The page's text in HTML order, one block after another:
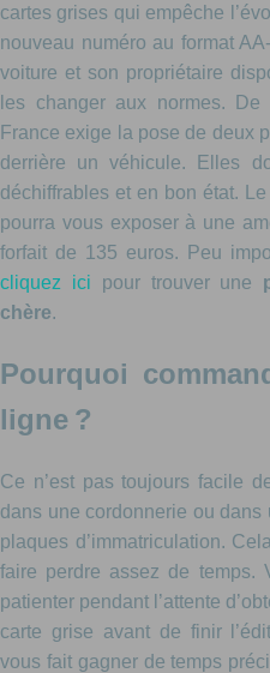
cartes grises qui empêche
nouveau numéro au format
voiture et son propriétaire
les changer aux normes.
France exige la pose de deux
derrière un véhicule. Elles
déchiffrables et en bon état.
pourra vous exposer à une
forfait de 135 euros. Peu
cliquez ici pour trouver une
chère.
Pourquoi
ligne ?
Ce n’est pas toujours facile
dans une cordonnerie ou dans
plaques d’immatriculation.
faire perdre assez de temps.
patienter pendant l’attente
carte grise avant de finir
vous fait gagner de temps